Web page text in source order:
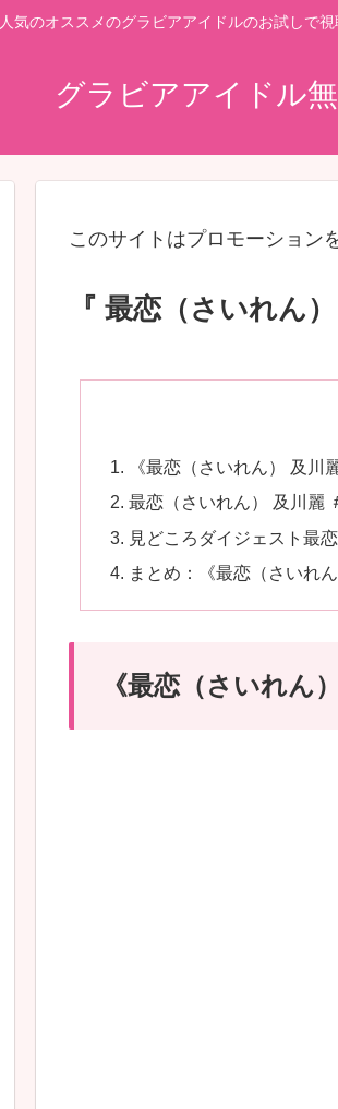
人気のオススメのグラビアアイドルのお試しで
グラビアアイドル
このサイトはプロモーション
『 最恋（さいれん
《最恋（さいれん） 及
最恋（さいれん） 及川麗
見どころダイジェスト最
まとめ：《最恋（さいれ
《最恋（さいれん